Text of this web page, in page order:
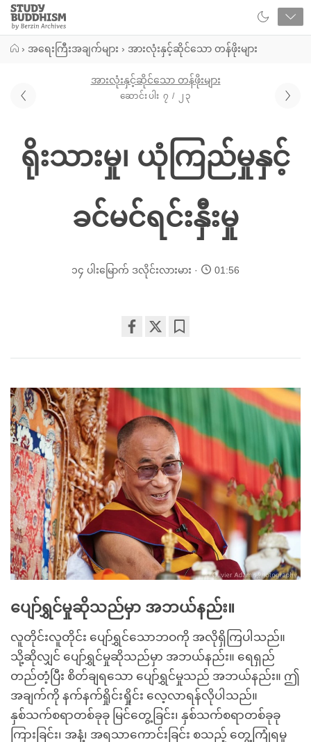
Close
Study
Buddhism
› အရေးကြီးအချက်များ › အားလုံးနှင့်ဆိုင်သော တန်ဖိုးများ
အားလုံးနှင့်ဆိုင်သော တန်ဖိုးများ
ဆောင်းပါး ၇ / ၂၃
ရိုးသားမှု၊ ယုံကြည်မှုနှင့်
ခင်မင်ရင်းနှီးမှု
၁၄ ပါးမြောက် ဒလိုင်းလားမား 01:56
on
ပျော်ရွှင်မှုဆိုသည်မှာ အဘယ်နည်း။
လူတိုင်းလူတိုင်း ပျော်ရွှင်သောဘဝကို အလိုရှိကြပါသည်။
သို့ဆိုလျှင် ပျော်ရွှင်မှုဆိုသည်မှာ အဘယ်နည်း။ ရေရှည်
တည်တံ့ပြီး စိတ်ချရသော ပျော်ရွှင်မှုသည် အဘယ်နည်း။ ဤ
အချက်ကို နက်နက်ရှိုင်းရှိုင်း လေ့လာရန်လိုပါသည်။
နှစ်သက်စရာတစ်ခုခု မြင်တွေ့ခြင်း၊ နှစ်သက်စရာတစ်ခုခု
ကြားခြင်း၊ အနံ့၊ အရသာကောင်းခြင်း စသည့် တွေ့ကြုံရမှု